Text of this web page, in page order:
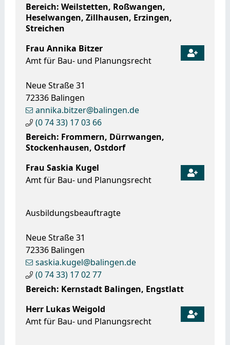
Bereich: Weilstetten, Roßwangen,
Heselwangen, Zillhausen, Erzingen,
Streichen
Frau Annika Bitzer
Amt für Bau- und Planungsrecht
Neue Straße 31
72336 Balingen
annika.bitzer@balingen.de
(07433) 1703 66
Bereich: Frommern, Dürrwangen,
Stockenhausen, Ostdorf
Frau Saskia Kugel
Amt für Bau- und Planungsrecht
Ausbildungsbeauftragte
Neue Straße 31
72336 Balingen
saskia.kugel@balingen.de
(07433) 170277
Bereich: Kernstadt Balingen, Engstlatt
Herr LukasWeigold
Amt für Bau- und Planungsrecht